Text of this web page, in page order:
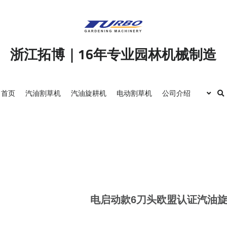
浙江拓博｜16年专业园林机械制造
首页 汽油割草机 汽油旋耕机 电动割草机 公司介绍
电启动款6刀头欧盟认证汽油